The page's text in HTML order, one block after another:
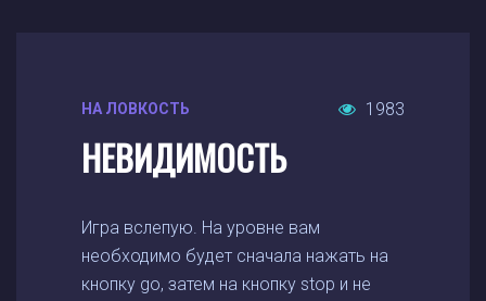
НА ЛОВКОСТЬ 1983
НЕВИДИМОСТЬ
Игра вслепую. На уровне вам
необходимо будет сначала нажать на
кнопку go, затем на кнопку stop и не